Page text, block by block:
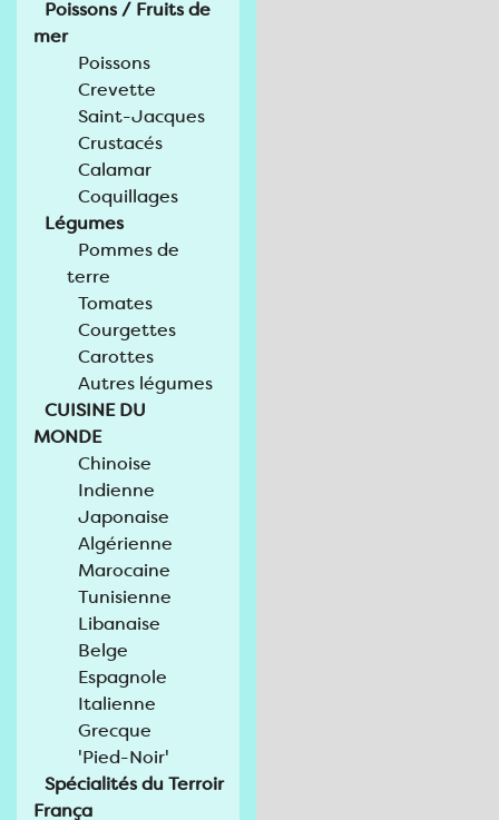
Poissons / Fruits de
mer
Poissons
Crevette
Saint-Jacques
Crustacés
Calamar
Coquillages
Légumes
Pommes de
terre
Tomates
Courgettes
Carottes
Autres légumes
CUISINE DU
MONDE
Chinoise
Indienne
Japonaise
Algérienne
Marocaine
Tunisienne
Libanaise
Belge
Espagnole
Italienne
Grecque
'Pied-Noir'
Spécialités du Terroir
França